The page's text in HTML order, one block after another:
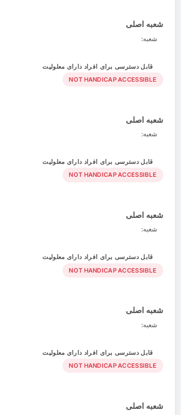
شعبه اصلی
شعبه:
قابل دسترسی برای افراد دارای معلولیت
NOT HANDICAP ACCESSIBLE
شعبه اصلی
شعبه:
قابل دسترسی برای افراد دارای معلولیت
NOT HANDICAP ACCESSIBLE
شعبه اصلی
شعبه:
قابل دسترسی برای افراد دارای معلولیت
NOT HANDICAP ACCESSIBLE
شعبه اصلی
شعبه:
قابل دسترسی برای افراد دارای معلولیت
NOT HANDICAP ACCESSIBLE
شعبه اصلی